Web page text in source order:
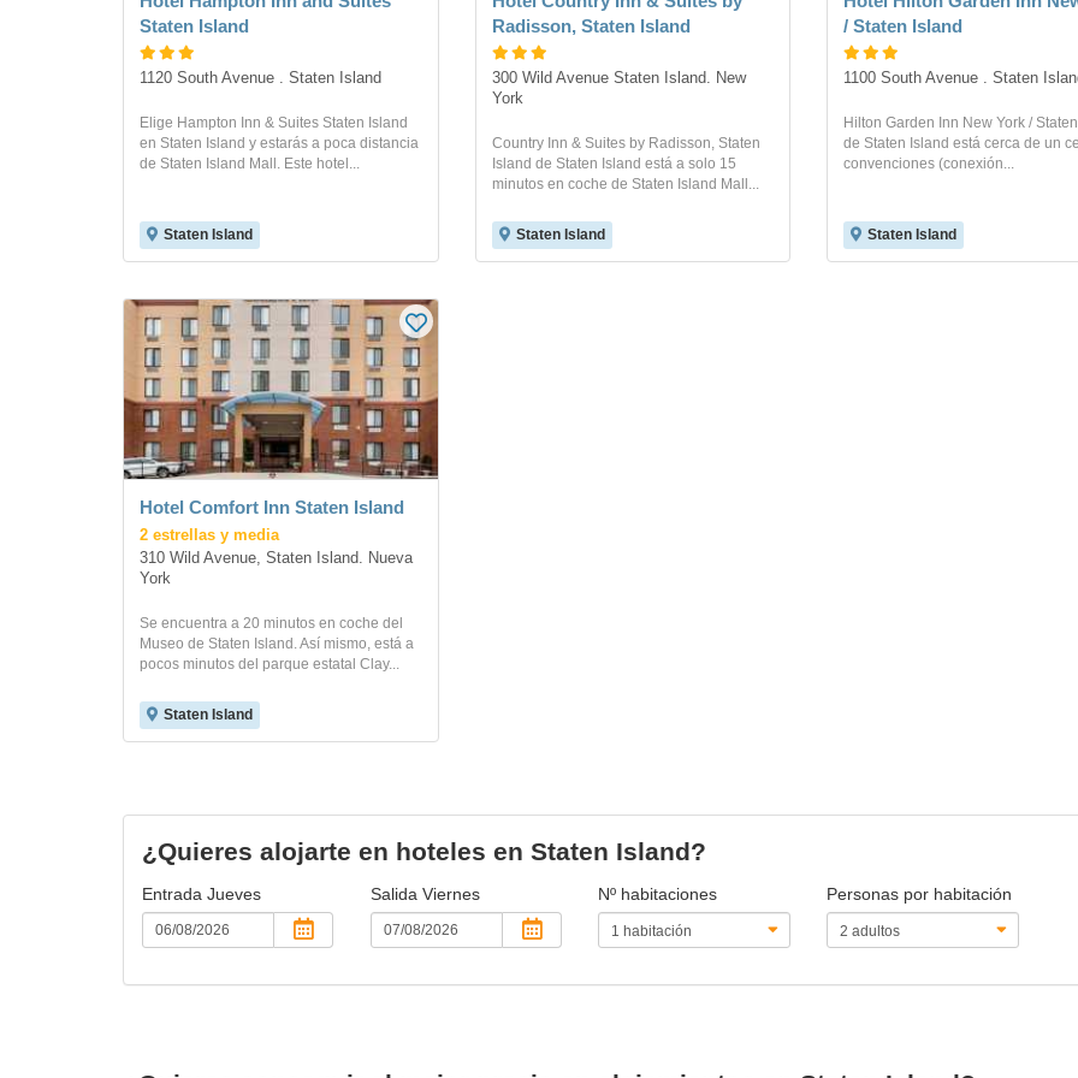
Staten Island
1120 South Avenue . Staten Island
Elige Hampton Inn & Suites Staten Island
en Staten Island y estarás a poca distancia
de Staten Island Mall. Este hotel...
Staten Island
Radisson, Staten Island
300 Wild Avenue Staten Island. New
York
Country Inn & Suites by Radisson, Staten
Island de Staten Island está a solo 15
minutos en coche de Staten Island Mall...
Staten Island
/ Staten Island
1100 South Avenue . Staten
Hilton Garden Inn New York /
de Staten Island está cerca de un
convenciones (conexión...
Staten Island
Hotel Comfort Inn Staten Island
2 estrellas y media
310 Wild Avenue, Staten Island. Nueva
York
Se encuentra a 20 minutos en coche del
Museo de Staten Island. Así mismo, está a
pocos minutos del parque estatal Clay...
Staten Island
¿Quieres alojarte en hoteles en Staten Island?
Entrada Jueves Salida Viernes Nº habitaciones
Personas por habitación